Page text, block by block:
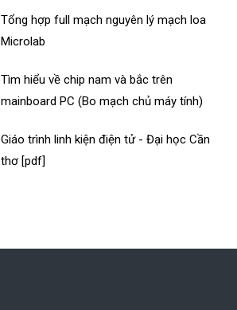
Tổng hợp full mạch nguyên lý mạch loa
Microlab
Tìm hiểu về chip nam và bắc trên
mainboard PC (Bo mạch chủ máy tính)
Giáo trình linh kiện điện tử - Đại học Cần
thơ [pdf]